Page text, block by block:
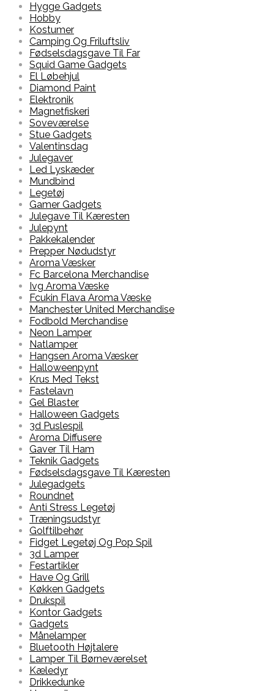
Hygge Gadgets
Hobby
Kostumer
Camping Og Friluftsliv
Fødselsdagsgave Til Far
Squid Game Gadgets
El Løbehjul
Diamond Paint
Elektronik
Magnetfiskeri
Soveværelse
Stue Gadgets
Valentinsdag
Julegaver
Led Lyskæder
Mundbind
Legetøj
Gamer Gadgets
Julegave Til Kæresten
Julepynt
Pakkekalender
Prepper Nødudstyr
Aroma Væsker
Fc Barcelona Merchandise
Ivg Aroma Væske
Fcukin Flava Aroma Væske
Manchester United Merchandise
Fodbold Merchandise
Neon Lamper
Natlamper
Hangsen Aroma Væsker
Halloweenpynt
Krus Med Tekst
Fastelavn
Gel Blaster
Halloween Gadgets
3d Puslespil
Aroma Diffusere
Gaver Til Ham
Teknik Gadgets
Fødselsdagsgave Til Kæresten
Julegadgets
Roundnet
Anti Stress Legetøj
Træningsudstyr
Golftilbehør
Fidget Legetøj Og Pop Spil
3d Lamper
Festartikler
Have Og Grill
Køkken Gadgets
Drukspil
Kontor Gadgets
Gadgets
Månelamper
Bluetooth Højtalere
Lamper Til Børneværelset
Kæledyr
Drikkedunke